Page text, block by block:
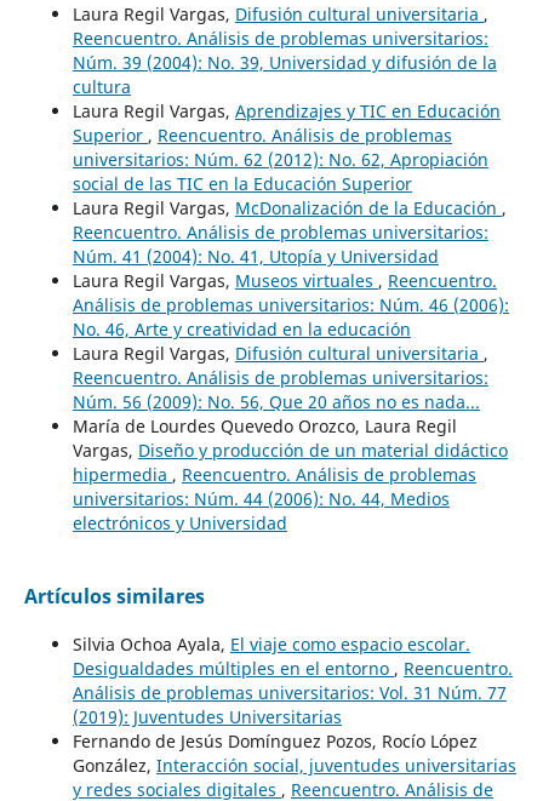
Laura Regil Vargas, Difusión cultural universitaria ,
Reencuentro. Análisis de problemas universitarios:
Núm. 39 (2004): No. 39, Universidad y difusión de la
cultura
Laura Regil Vargas, Aprendizajes y TIC en Educación
Superior , Reencuentro. Análisis de problemas
universitarios: Núm. 62 (2012): No. 62, Apropiación
social de las TIC en la Educación Superior
Laura Regil Vargas, McDonalización de la Educación ,
Reencuentro. Análisis de problemas universitarios:
Núm. 41 (2004): No. 41, Utopía y Universidad
Laura Regil Vargas, Museos virtuales , Reencuentro.
Análisis de problemas universitarios: Núm. 46 (2006):
No. 46, Arte y creatividad en la educación
Laura Regil Vargas, Difusión cultural universitaria ,
Reencuentro. Análisis de problemas universitarios:
Núm. 56 (2009): No. 56, Que 20 años no es nada...
María de Lourdes Quevedo Orozco, Laura Regil
Vargas, Diseño y producción de un material didáctico
hipermedia , Reencuentro. Análisis de problemas
universitarios: Núm. 44 (2006): No. 44, Medios
electrónicos y Universidad
Artículos similares
Silvia Ochoa Ayala, El viaje como espacio escolar.
Desigualdades múltiples en el entorno , Reencuentro.
Análisis de problemas universitarios: Vol. 31 Núm. 77
(2019): Juventudes Universitarias
Fernando de Jesús Domínguez Pozos, Rocío López
González, Interacción social, juventudes universitarias
y redes sociales digitales , Reencuentro. Análisis de